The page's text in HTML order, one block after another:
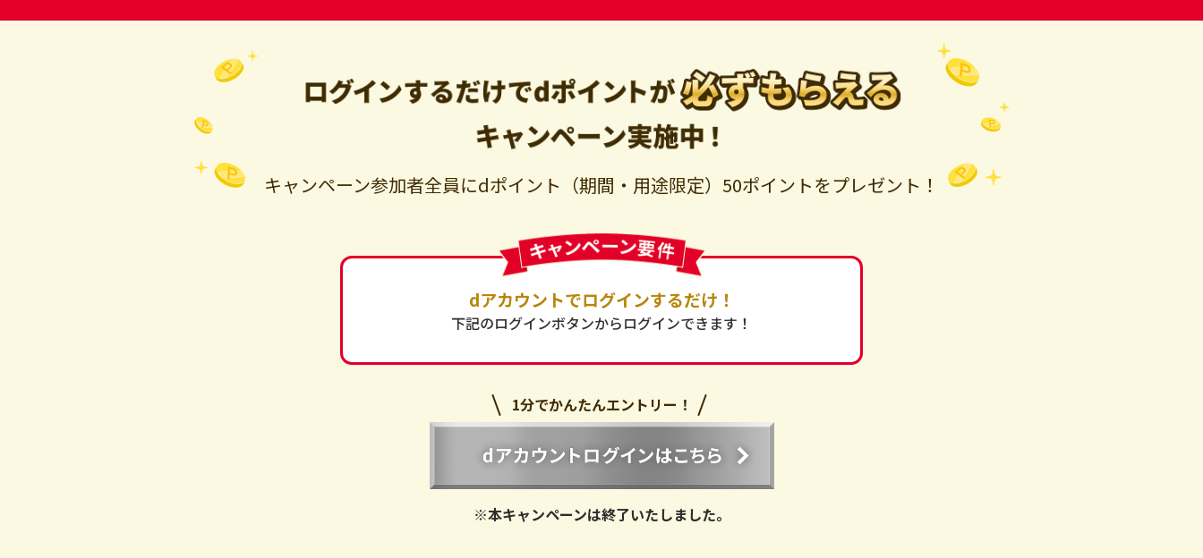
キャンペーン参加者全員にdポイント（期間・用途限定）50ポイントをプレゼント！
dアカウントでログインするだけ！
下記のログインボタンからログインできます！
1分でかんたんエントリー！
※本キャンペーンは終了いたしました。